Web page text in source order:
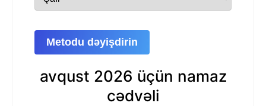
Metodu dəyişdirin
avqust 2026 üçün namaz
cədvəli